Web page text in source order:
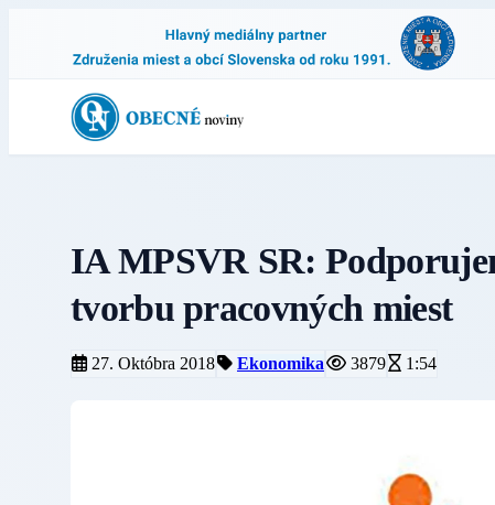
IA MPSVR SR:
tvorbu pracovných miest
27. Októbra 2018 Ekonomika 3879 1:54